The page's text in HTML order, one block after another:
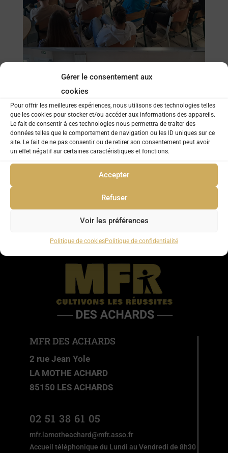
Gérer le consentement aux
cookies
Pour offrir les meilleures expériences, nous utilisons des technologies telles
que les cookies pour stocker et/ou accéder aux informations des appareils.
Le fait de consentir à ces technologies nous permettra de traiter des
données telles que le comportement de navigation ou les ID uniques sur ce
site. Le fait de ne pas consentir ou de retirer son consentement peut avoir
un effet négatif sur certaines caractéristiques et fonctions.
Accepter
Refuser
Voir les préférences
Politique de cookiesPolitique de confidentialité
MFR DES ACHARDS
2 rue Jean Yole
LA MOTHE ACHARD
85150 LES ACHARDS
02 51 38 61 05
mfr.lamotheachard@mfr.asso.fr
Accueil téléphonique du Lundi au Vendredi de 8h30